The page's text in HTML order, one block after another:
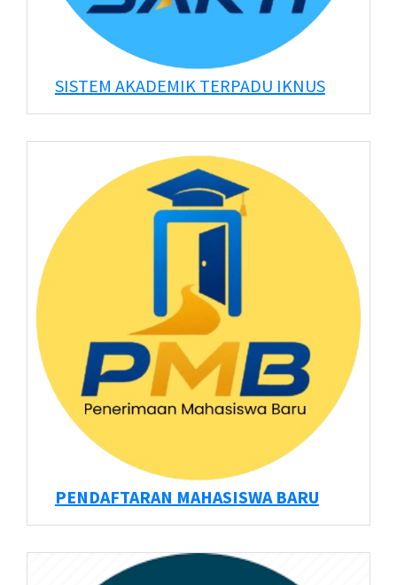
SISTEM AKADEMIK TERPADU IKNUS
PENDAFTARAN MAHASISWA BARU